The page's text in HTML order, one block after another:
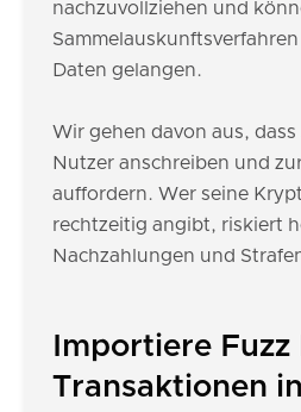
nachzuvollziehen und
Daten gelangen.
Wir gehen davon aus,
Nutzer anschreiben und
auffordern. Wer seine
rechtzeitig angibt, riskiert
Nachzahlungen und
Importiere Fuzz
Transaktionen